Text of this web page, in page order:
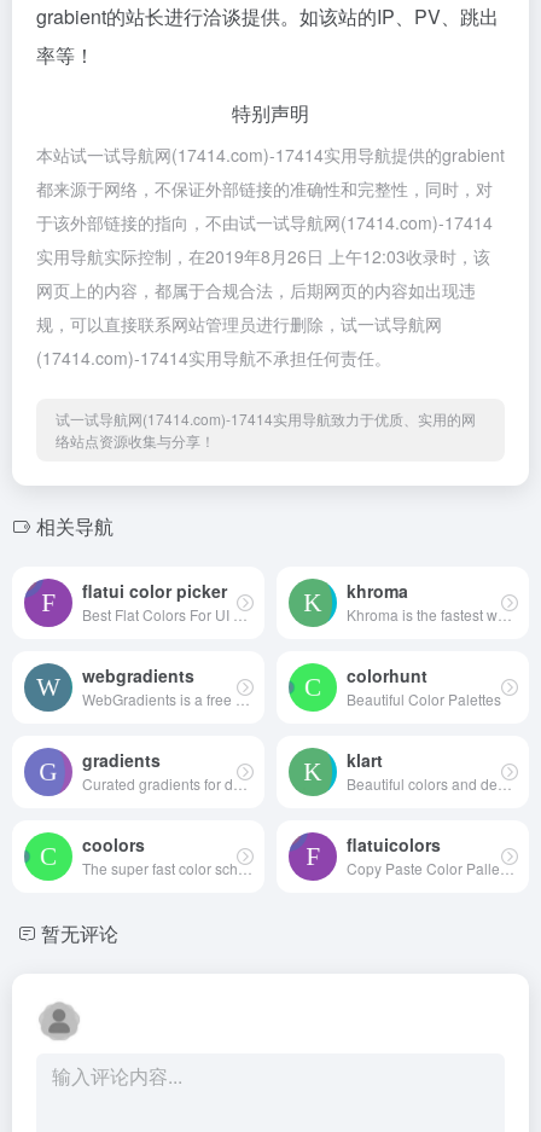
grabient的站长进行洽谈提供。如该站的IP、PV、跳出
率等！
特别声明
本站试一试导航网(17414.com)-17414实用导航提供的grabient
都来源于网络，不保证外部链接的准确性和完整性，同时，对
于该外部链接的指向，不由试一试导航网(17414.com)-17414
实用导航实际控制，在2019年8月26日 上午12:03收录时，该
网页上的内容，都属于合规合法，后期网页的内容如出现违
规，可以直接联系网站管理员进行删除，试一试导航网
(17414.com)-17414实用导航不承担任何责任。
试一试导航网(17414.com)-17414实用导航致力于优质、实用的网
络站点资源收集与分享！
相关导航
flatui color picker
Best Flat Colors For UI Design
khroma
Khroma is the fastest way to discover, search, and save color combos you'll want to use.
webgradients
WebGradients is a free collection of 180 linear gradients that you can use as content backdrops in any part of your website.
colorhunt
Beautiful Color Palettes
gradients
Curated gradients for designers and developers
klart
Beautiful colors and designs to your inbox every week
coolors
The super fast color schemes generator!
flatuicolors
Copy Paste Color Pallette from Flat UI Theme
暂无评论